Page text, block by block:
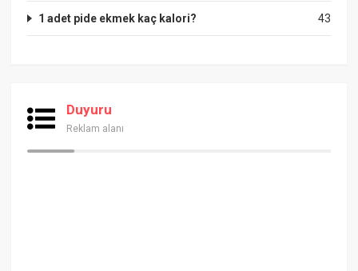
43
1 adet pide ekmek kaç kalori?
Duyuru
Reklam alanı